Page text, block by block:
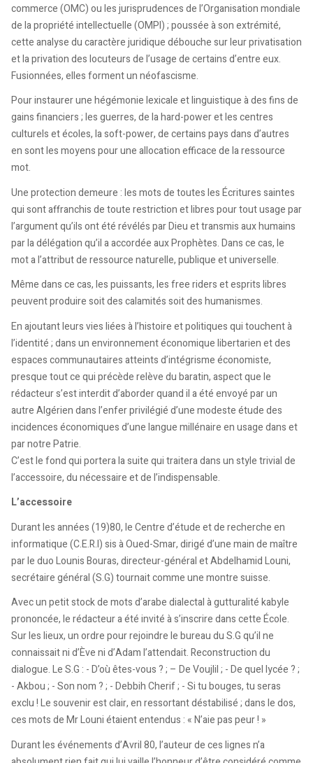
commerce (OMC) ou les jurisprudences de l’Organisation mondiale
de la propriété intellectuelle (OMPI) ; poussée à son extrémité,
cette analyse du caractère juridique débouche sur leur privatisation
et la privation des locuteurs de l’usage de certains d’entre eux.
Fusionnées, elles forment un néofascisme.
Pour instaurer une hégémonie lexicale et linguistique à des fins de
gains financiers ; les guerres, de la hard-power et les centres
culturels et écoles, la soft-power, de certains pays dans d’autres
en sont les moyens pour une allocation efficace de la ressource
mot.
Une protection demeure : les mots de toutes les Écritures saintes
qui sont affranchis de toute restriction et libres pour tout usage par
l’argument qu’ils ont été révélés par Dieu et transmis aux humains
par la délégation qu’il a accordée aux Prophètes. Dans ce cas, le
mot a l’attribut de ressource naturelle, publique et universelle.
Même dans ce cas, les puissants, les free riders et esprits libres
peuvent produire soit des calamités soit des humanismes.
En ajoutant leurs vies liées à l’histoire et politiques qui touchent à
l’identité ; dans un environnement économique libertarien et des
espaces communautaires atteints d’intégrisme économiste,
presque tout ce qui précède relève du baratin, aspect que le
rédacteur s’est interdit d’aborder quand il a été envoyé par un
autre Algérien dans l’enfer privilégié d’une modeste étude des
incidences économiques d’une langue millénaire en usage dans et
par notre Patrie.
C’est le fond qui portera la suite qui traitera dans un style trivial de
l’accessoire, du nécessaire et de l’indispensable.
L’accessoire
Durant les années (19)80, le Centre d’étude et de recherche en
informatique (C.E.R.I) sis à Oued-Smar, dirigé d’une main de maître
par le duo Lounis Bouras, directeur-général et Abdelhamid Louni,
secrétaire général (S.G) tournait comme une montre suisse.
Avec un petit stock de mots d’arabe dialectal à gutturalité kabyle
prononcée, le rédacteur a été invité à s’inscrire dans cette École.
Sur les lieux, un ordre pour rejoindre le bureau du S.G qu’il ne
connaissait ni d’Ève ni d’Adam l’attendait. Reconstruction du
dialogue. Le S.G : - D’où êtes-vous ? ; – De Voujlil ; - De quel lycée ? ;
- Akbou ; - Son nom ? ; - Debbih Cherif ; - Si tu bouges, tu seras
exclu ! Le souvenir est clair, en ressortant déstabilisé ; dans le dos,
ces mots de Mr Louni étaient entendus : « N’aie pas peur ! »
Durant les événements d’Avril 80, l’auteur de ces lignes n’a